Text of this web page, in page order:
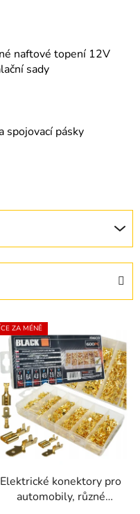
naftové topení 12V
sady
spojovací pásky
ZA MÉNĚ
Elektrické konektory pro
automobily, různé